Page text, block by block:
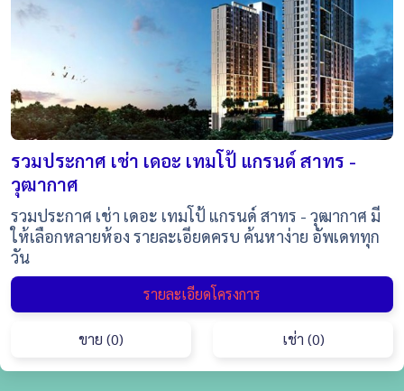
รวมประกาศ เช่า เดอะ เทมโป้ แกรนด์ สาทร -
วุฒากาศ
รวมประกาศ เช่า เดอะ เทมโป้ แกรนด์ สาทร - วุฒากาศ มี
ให้เลือกหลายห้อง รายละเอียดครบ ค้นหาง่าย อัพเดททุก
วัน
รายละเอียดโครงการ
ขาย (0) เช่า (0)